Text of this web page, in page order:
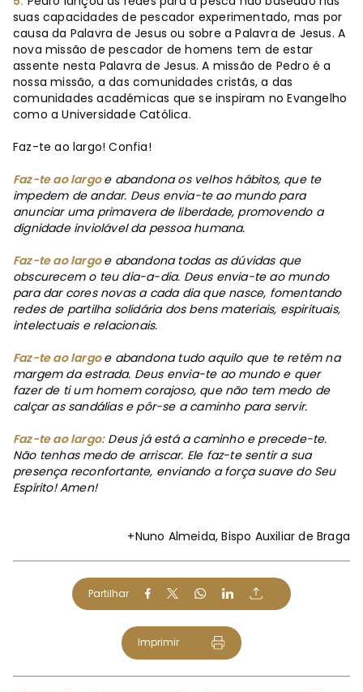
suas capacidades de pescador experimentado, mas por
causa da Palavra de Jesus ou sobre a Palavra de Jesus. A
nova missão de pescador de homens tem de estar
assente nesta Palavra de Jesus. A missão de Pedro é a
nossa missão, a das comunidades cristãs, a das
comunidades académicas que se inspiram no Evangelho
como a Universidade Católica.
Faz-te ao largo! Confia!
Faz-te ao largoe abandona os velhos hábitos, que te
impedem de andar. Deus envia-te ao mundo para
anunciar uma primavera de liberdade, promovendo a
dignidade inviolável da pessoa humana.
Faz-te ao largoe abandona todas as dúvidas que
obscurecem o teu dia-a-dia. Deus envia-te ao mundo
para dar cores novas a cada dia que nasce, fomentando
redes de partilha solidária dos bens materiais, espirituais,
intelectuais e relacionais.
Faz-te ao largoe abandona tudo aquilo que te retém na
margem da estrada. Deus envia-te ao mundo e quer
fazer de ti um homem corajoso, que não tem medo de
calçar as sandálias e pôr-se a caminho para servir.
Faz-te ao largo:Deus já está a caminho e precede-te.
Não tenhas medo de arriscar. Ele faz-te sentir a sua
presença reconfortante, enviando a força suave do Seu
Espírito! Amen!
+Nuno Almeida, Bispo Auxiliar de Braga
Partilhar
Imprimir